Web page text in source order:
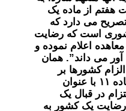
از ماده یک
می دارد که
است که رضایت
اعلام نموده و
آور می داند”. همان
کشورها بر
تعهدات معاهداتی خود، در ماده ۱۱ با عنوان
در قبال یک
یک کشور به